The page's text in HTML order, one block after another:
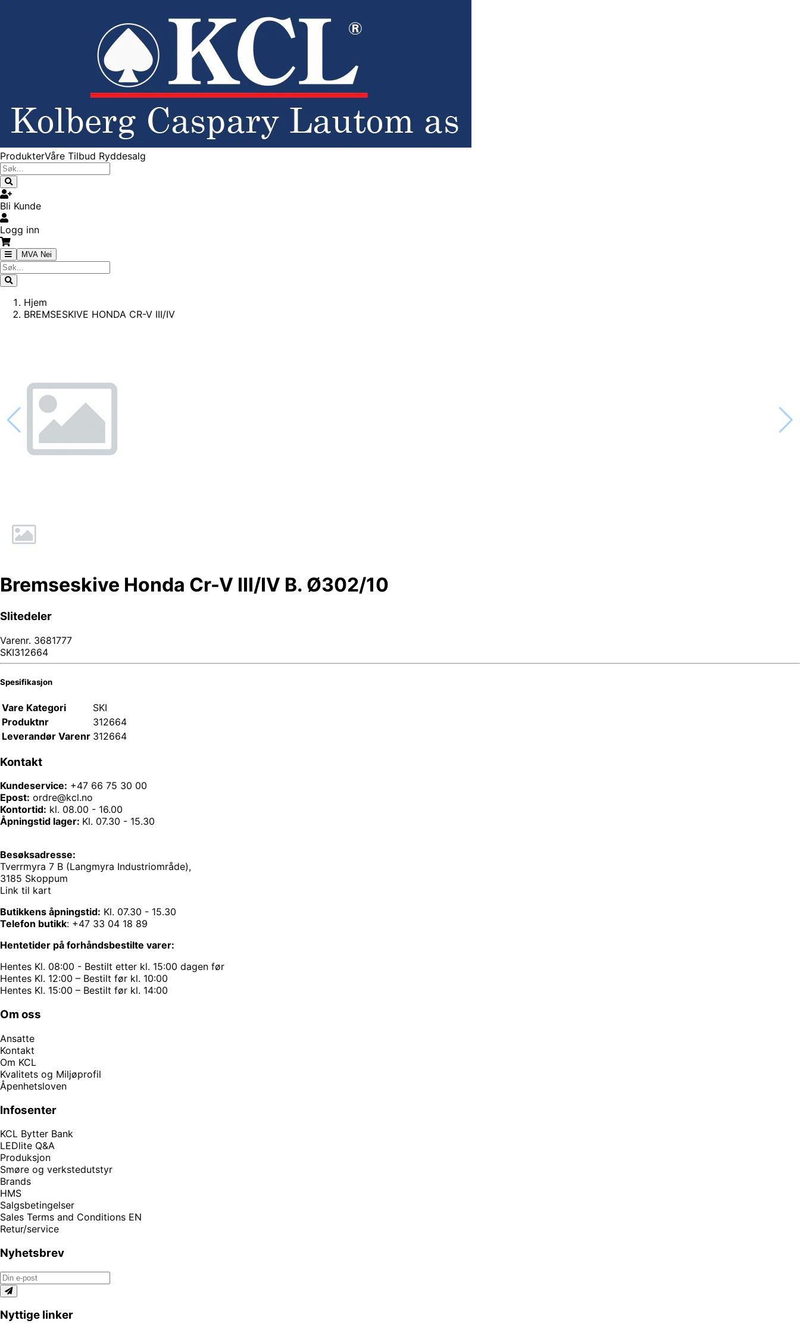
ProdukterVåre Tilbud Ryddesalg
Bli Kunde
Logg inn
MVA Nei
Hjem
BREMSESKIVE HONDA CR-V III/IV
Bremseskive Honda Cr-V III/IV B. Ø302/10
Slitedeler
Varenr. 3681777
SKI312664
Spesifikasjon
Vare Kategori
SKI
Produktnr
312664
Leverandør Varenr 312664
Kontakt
Kundeservice: +47 66 75 30 00
Epost: ordre@kcl.no
Kontortid: kl. 08.00 - 16.00
Åpningstid lager: Kl. 07.30 - 15.30
Besøksadresse:
Tverrmyra 7 B (Langmyra Industriområde),
3185 Skoppum
Link til kart
Butikkens åpningstid: Kl. 07.30 - 15.30
Telefon butikk: +47 33 04 18 89
Hentetider på forhåndsbestilte varer:
Hentes Kl. 08:00 - Bestilt etter kl. 15:00 dagen før
Hentes Kl. 12:00 – Bestilt før kl. 10:00
Hentes Kl. 15:00 – Bestilt før kl. 14:00
Om oss
Ansatte
Kontakt
Om KCL
Kvalitets og Miljøprofil
Åpenhetsloven
Infosenter
KCL Bytter Bank
LEDlite Q&A
Produksjon
Smøre og verkstedutstyr
Brands
HMS
Salgsbetingelser
Sales Terms and Conditions EN
Retur/service
Nyhetsbrev
Nyttige linker